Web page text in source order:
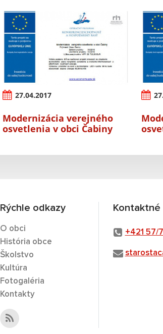
27.04.2017
Modernizácia verejného
osvetlenia v obci Čabiny
Rýchle odkazy
O obci
História obce
Školstvo
Kultúra
Fotogaléria
Kontakty
+421 57/